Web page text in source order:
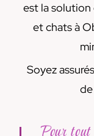
est la
et chats à
Soyez